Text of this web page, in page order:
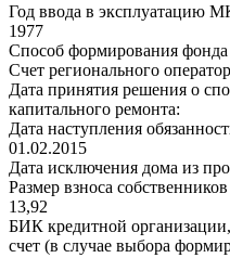
Год ввода в эксплуатацию
1977
Способ формирования фонда
Счет регионального
Дата принятия решения о
капитального ремонта:
Дата наступления
01.02.2015
Дата исключения дома из
Размер взноса
13,92
БИК кредитной
счет (в случае выбора